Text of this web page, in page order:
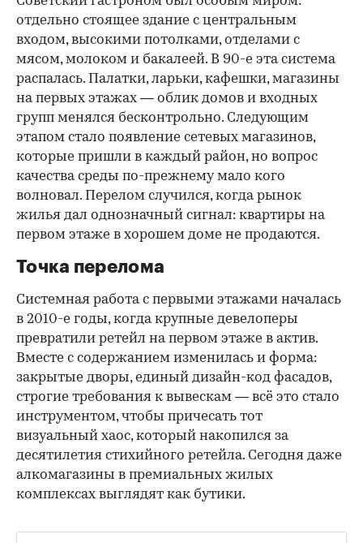
отдельно стоящее здание с центральным
входом, высокими потолками, отделами с
мясом, молоком и бакалеей. В 90-е эта система
распалась. Палатки, ларьки, кафешки, магазины
на первых этажах — облик домов и входных
групп менялся бесконтрольно. Следующим
этапом стало появление сетевых магазинов,
которые пришли в каждый район, но вопрос
качества среды по-прежнему мало кого
волновал. Перелом случился, когда рынок
жилья дал однозначный сигнал: квартиры на
первом этаже в хорошем доме не продаются.
Точка перелома
Системная работа с первыми этажами началась
в 2010-е годы, когда крупные девелоперы
превратили ретейл на первом этаже в актив.
Вместе с содержанием изменилась и форма:
закрытые дворы, единый дизайн-код фасадов,
строгие требования к вывескам — всё это стало
инструментом, чтобы причесать тот
визуальный хаос, который накопился за
десятилетия стихийного ретейла. Сегодня даже
алкомагазины в премиальных жилых
комплексах выглядят как бутики.